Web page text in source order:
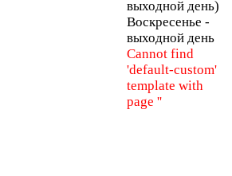
выходной день)
Воскресенье -
выходной день
Cannot find
'default-custom'
template with
page ''